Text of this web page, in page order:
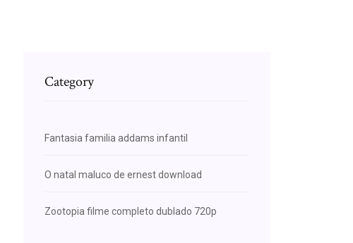
Category
Fantasia familia addams infantil
O natal maluco de ernest download
Zootopia filme completo dublado 720p